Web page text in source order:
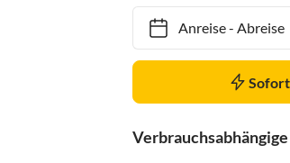
Anreise- Abreise